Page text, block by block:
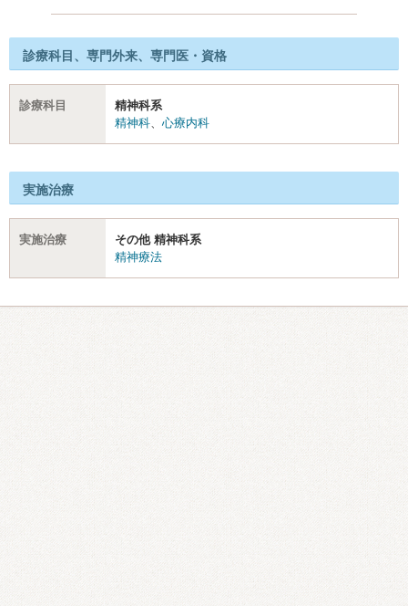
診療科目、専門外来、専門医・資格
診療科目
精神科系
精神科
心療内科
実施治療
実施治療
その他 精神科系
精神療法